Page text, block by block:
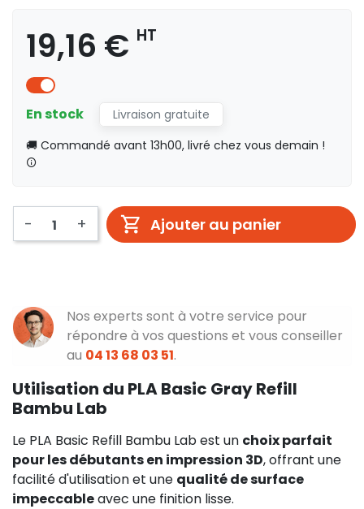
19,16 € HT
En stock
Livraison gratuite
🚚 Commandé avant 13h00, livré chez vous demain !
- + Ajouter au panier
Nos experts sont à votre service pour
répondre à vos questions et vous conseiller
au 04 13 68 03 51.
Utilisation du PLA Basic Gray Refill
Bambu Lab
Le PLA Basic Refill Bambu Lab est un choix parfait
pour les débutants en impression 3D, offrant une
facilité d'utilisation et une qualité de surface
impeccableavec une finition lisse.